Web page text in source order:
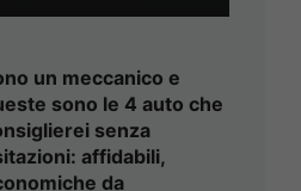
un meccanico e
sono le 4 auto che
senza
affidabili,
da